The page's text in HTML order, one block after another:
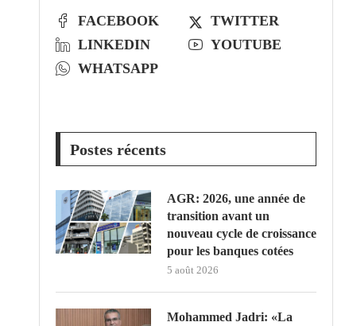
FACEBOOK
TWITTER
LINKEDIN
YOUTUBE
WHATSAPP
Postes récents
AGR: 2026, une année de
transition avant un
nouveau cycle de croissance
pour les banques cotées
5 août 2026
Mohammed Jadri: «La